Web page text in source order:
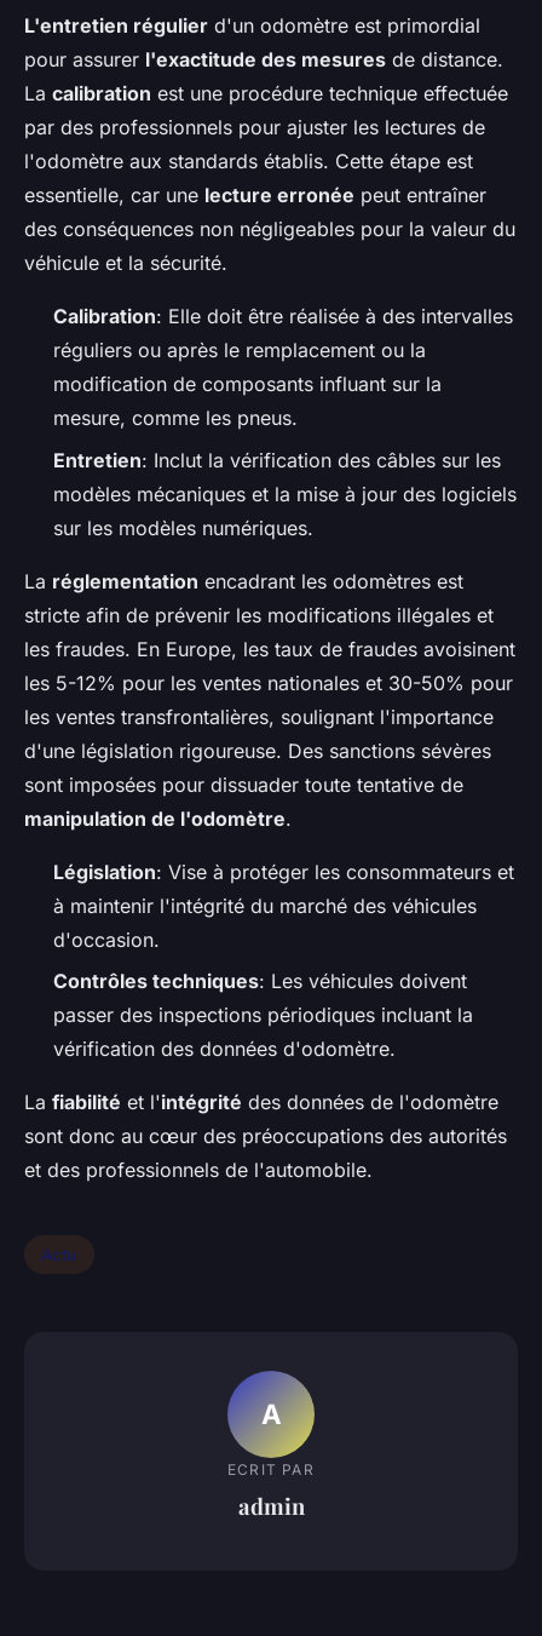
L'entretien régulier d'un odomètre est primordial
pour assurer l'exactitude des mesures de distance.
La calibration est une procédure technique effectuée
par des professionnels pour ajuster les lectures de
l'odomètre aux standards établis. Cette étape est
essentielle, car une lecture erronée peut entraîner
des conséquences non négligeables pour la valeur du
véhicule et la sécurité.
Calibration: Elle doit être réalisée à des intervalles
réguliers ou après le remplacement ou la
modification de composants influant sur la
mesure, comme les pneus.
Entretien: Inclut la vérification des câbles sur les
modèles mécaniques et la mise à jour des logiciels
sur les modèles numériques.
La réglementation encadrant les odomètres est
stricte afin de prévenir les modifications illégales et
les fraudes. En Europe, les taux de fraudes avoisinent
les 5-12% pour les ventes nationales et 30-50% pour
les ventes transfrontalières, soulignant l'importance
d'une législation rigoureuse. Des sanctions sévères
sont imposées pour dissuader toute tentative de
manipulation de l'odomètre.
Législation: Vise à protéger les consommateurs et
à maintenir l'intégrité du marché des véhicules
d'occasion.
Contrôles techniques: Les véhicules doivent
passer des inspections périodiques incluant la
vérification des données d'odomètre.
La fiabilité et l'intégrité des données de l'odomètre
sont donc au cœur des préoccupations des autorités
et des professionnels de l'automobile.
Actu
A
ECRIT PAR
admin